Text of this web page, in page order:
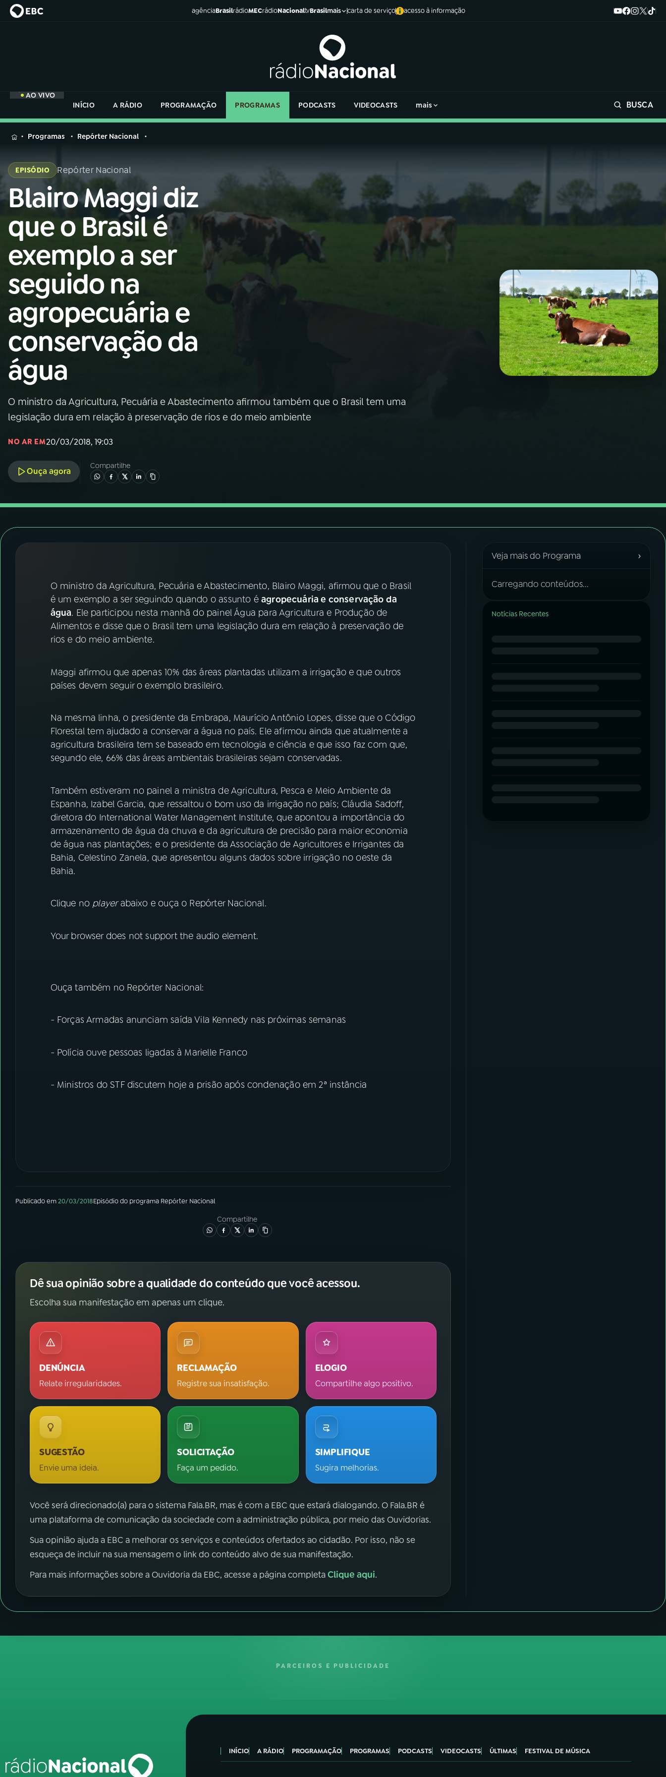
agênciaBrasilrádioMECrádioNacionaltvBrasilmais carta de serviço acesso à informação
AO VIVO
INÍCIO
A RÁDIO PROGRAMAÇÃO PROGRAMAS PODCASTS VIDEOCASTS mais BUSCA
MENU
Buscar
na
Rádio
Nacional
AO VIVO
01 INÍCIO
02A RÁDIO
03 PROGRAMAÇÃO
04 PROGRAMAS
05 PODCASTS
VIDEOCASTS
07ÚLTIMAS
FESTIVAL DE MÚSICA
na
Rádio
Programas Repórter Nacional
EPISÓDIO Repórter Nacional
Blairo Maggi diz
que o Brasil é
exemplo a ser
seguido na
agropecuária e
conservação da
água
O ministro da Agricultura, Pecuária e Abastecimento afirmou também que o Brasil tem uma
legislação dura em relação à preservação de rios e do meio ambiente
NO AR EM20/03/2018, 19:03
Ouça agora
Compartilhe
O ministro da Agricultura, Pecuária e Abastecimento, Blairo Maggi, afirmou que o Brasil
é um exemplo a ser seguindo quando o assunto é agropecuária e conservação da
água. Ele participou nesta manhã do painel Água para Agricultura e Produção de
Alimentos e disse que o Brasil tem uma legislação dura em relação à preservação de
rios e do meio ambiente.
Maggi afirmou que apenas 10% das áreas plantadas utilizam a irrigação e que outros
países devem seguir o exemplo brasileiro.
Na mesma linha, o presidente da Embrapa, Maurício Antônio Lopes, disse que o Código
Florestal tem ajudado a conservar a água no país. Ele afirmou ainda que atualmente a
agricultura brasileira tem se baseado em tecnologia e ciência e que isso faz com que,
segundo ele, 66% das áreas ambientais brasileiras sejam conservadas.
Também estiveram no painel a ministra de Agricultura, Pesca e Meio Ambiente da
Espanha, Izabel Garcia, que ressaltou o bom uso da irrigação no país; Cláudia Sadoff,
diretora do International Water Management Institute, que apontou a importância do
armazenamento de água da chuva e da agricultura de precisão para maior economia
de água nas plantações; e o presidente da Associação de Agricultores e Irrigantes da
Bahia, Celestino Zanela, que apresentou alguns dados sobre irrigação no oeste da
Bahia.
Clique no playerabaixo e ouça o Repórter Nacional.
Your browser does not support the audio element.
Ouça também no Repórter Nacional:
- Forças Armadas anunciam saída Vila Kennedy nas próximas semanas
- Polícia ouve pessoas ligadas à Marielle Franco
- Ministros do STF discutem hoje a prisão após condenação em 2ª instância
Publicado em20/03/2018Episódiodo programa Repórter Nacional
Compartilhe
Dê sua opinião sobre a qualidade do conteúdo que você acessou.
Escolha sua manifestação em apenas um clique.
DENÚNCIA
Relate irregularidades.
RECLAMAÇÃO
Registre sua insatisfação.
ELOGIO
Compartilhe algo positivo.
SUGESTÃO
Envie uma ideia.
SOLICITAÇÃO
Faça um pedido.
SIMPLIFIQUE
Sugira melhorias.
Você será direcionado(a) para o sistema Fala.BR, mas é com a EBC que estará dialogando. O Fala.BR é
uma plataforma de comunicação da sociedade com a administração pública, por meio das Ouvidorias.
Sua opinião ajuda a EBC a melhorar os serviços e conteúdos ofertados ao cidadão. Por isso, não se
esqueça de incluir na sua mensagem o link do conteúdo alvo de sua manifestação.
Para mais informações sobre a Ouvidoria da EBC, acesse a página completaClique aqui.
Veja mais do Programa ›
Carregando conteúdos...
Notícias Recentes
PARCEIROS E PUBLICIDADE
INÍCIO A RÁDIO PROGRAMAÇÃO PROGRAMAS PODCASTS VIDEOCASTS ÚLTIMAS FESTIVAL DE MÚSICA